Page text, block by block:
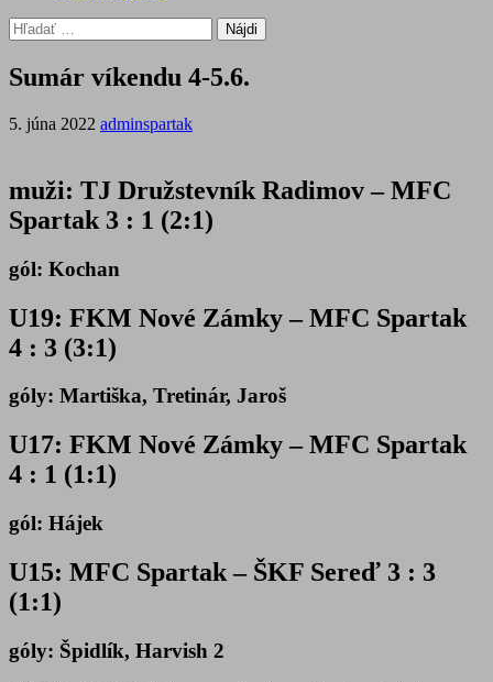
Hľadať:
Sumár víkendu 4-5.6.
5. júna 2022 adminspartak
muži: TJ Družstevník Radimov – MFC
Spartak 3 : 1 (2:1)
gól: Kochan
U19: FKM Nové Zámky – MFC Spartak
4 : 3 (3:1)
góly: Martiška, Tretinár, Jaroš
U17: FKM Nové Zámky – MFC Spartak
4 : 1 (1:1)
gól: Hájek
U15: MFC Spartak – ŠKF Sereď 3 : 3
(1:1)
góly: Špidlík, Harvish 2